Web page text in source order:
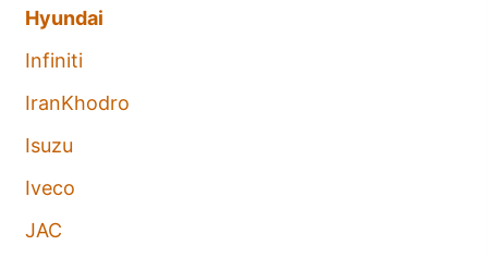
Hyundai
Infiniti
IranKhodro
Isuzu
Iveco
JAC